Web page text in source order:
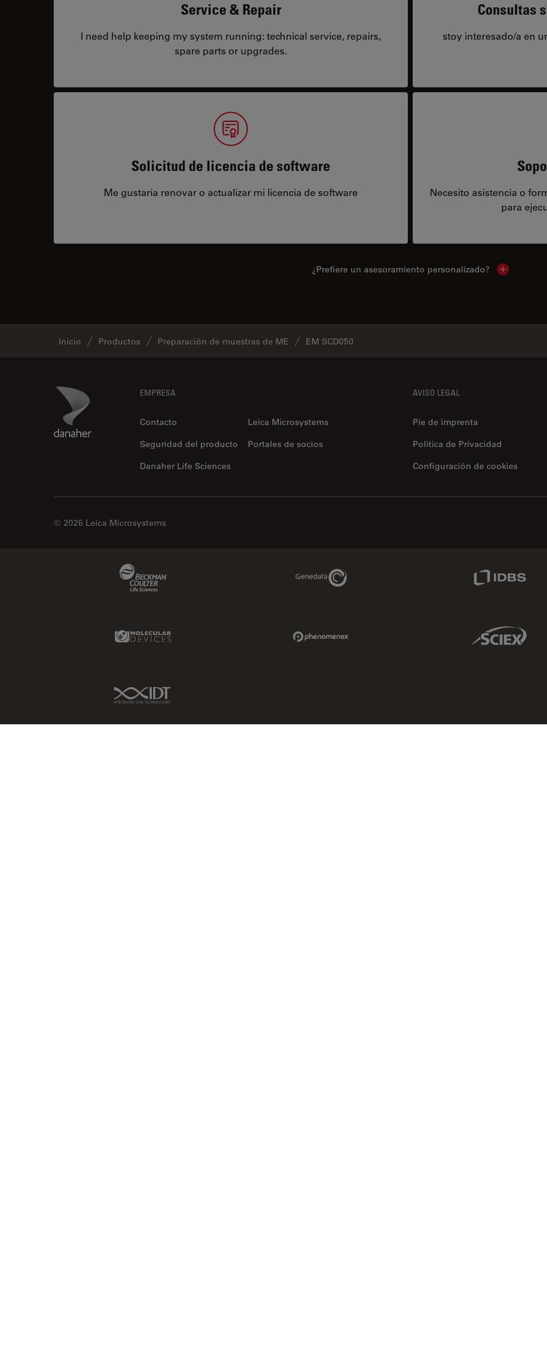
Service & Repair
I need help keeping my system running: technical service, repairs,
spare parts or upgrades.
Consultas
stoy interesado/a en
Solicitud de licencia de software
Me gustaría renovar o actualizar mi licencia de software
Necesito asistencia o
para
¿Prefiere un asesoramiento personalizado? Show local
Inicio Productos Preparación de muestras de ME EM SCD050
Danaher Logo EMPRESA
Contacto
Leica Microsystems
Seguridad del producto
Portales de socios
Danaher Life Sciences
AVISO LEGAL
Pie de imprenta
Politica de Privacidad
Configuración de cookies
© 2026 Leica Microsystems
Genedata Link
Molecular Devices Link Sciex Link
IDT Link